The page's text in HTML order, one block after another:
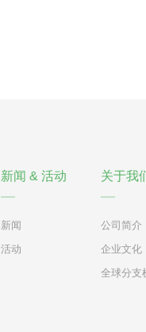
新闻 & 活动
新闻
活动
关于我
公司简介
企业文化
全球分支